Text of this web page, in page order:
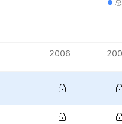
2006